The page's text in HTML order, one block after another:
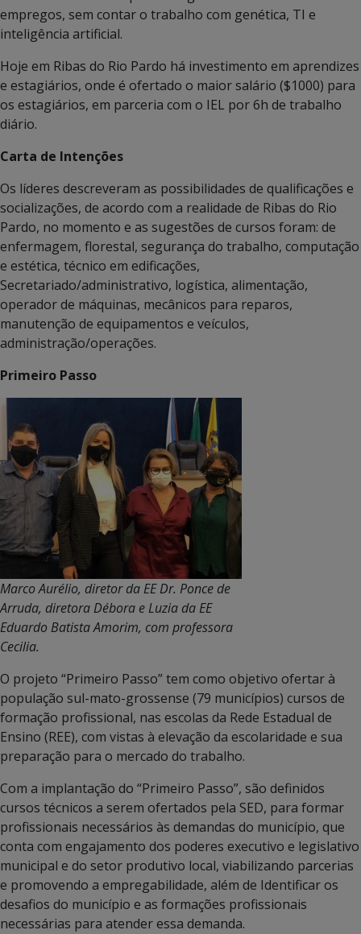
empregos, sem contar o trabalho com genética, TI e
inteligência artificial.
Hoje em Ribas do Rio Pardo há investimento em aprendizes
e estagiários, onde é ofertado o maior salário ($1000) para
os estagiários, em parceria com o IEL por 6h de trabalho
diário.
Carta de Intenções
Os líderes descreveram as possibilidades de qualificações e
socializações, de acordo com a realidade de Ribas do Rio
Pardo, no momento e as sugestões de cursos foram: de
enfermagem, florestal, segurança do trabalho, computação
e estética, técnico em edificações,
Secretariado/administrativo, logística, alimentação,
operador de máquinas, mecânicos para reparos,
manutenção de equipamentos e veículos,
administração/operações.
Primeiro Passo
Marco Aurélio, diretor da EE Dr. Ponce de
Arruda, diretora Débora e Luzia da EE
Eduardo Batista Amorim, com professora
Cecilia.
O projeto “Primeiro Passo” tem como objetivo ofertar à
população sul-mato-grossense (79 municípios) cursos de
formação profissional, nas escolas da Rede Estadual de
Ensino (REE), com vistas à elevação da escolaridade e sua
preparação para o mercado do trabalho.
Com a implantação do “Primeiro Passo”, são definidos
cursos técnicos a serem ofertados pela SED, para formar
profissionais necessários às demandas do município, que
conta com engajamento dos poderes executivo e legislativo
municipal e do setor produtivo local, viabilizando parcerias
e promovendo a empregabilidade, além de Identificar os
desafios do município e as formações profissionais
necessárias para atender essa demanda.